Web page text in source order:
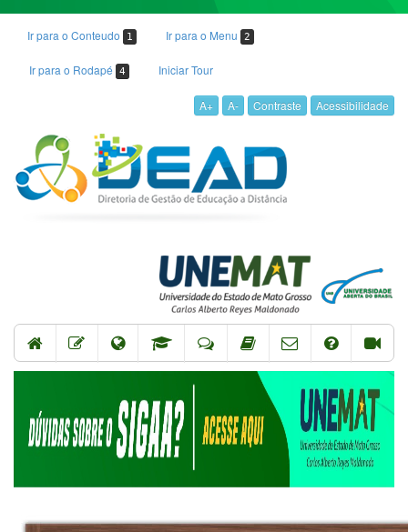
Ir para o Conteudo 1 Ir para o Menu 2
Ir para o Rodapé 4 Iniciar Tour
A+ A- Contraste Acessibilidade